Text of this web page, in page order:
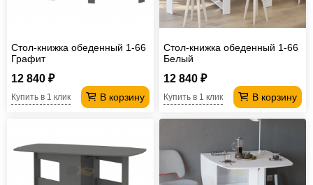
Стол-книжка обеденный 1-66
Графит
12 840 ₽
В корзину
Купить в 1 клик
Стол-книжка обеденный 1-66
Белый
12 840 ₽
В корзину
Купить в 1 клик